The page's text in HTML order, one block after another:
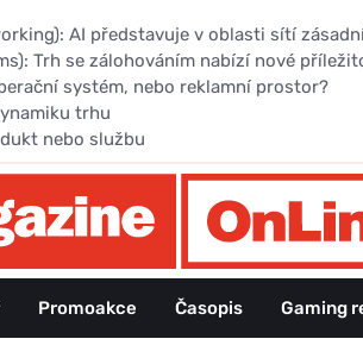
AI představuje v oblasti sítí
Trh se zálohováním nabízí nové
systém, nebo reklamní prostor?
trhu
nebo službu
Promoakce Časopis Gaming